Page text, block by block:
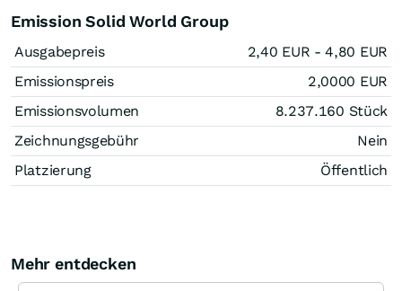
Emission Solid World Group
Ausgabepreis 2,40 EUR - 4,80 EUR
Emissionspreis
2,0000 EUR
Emissionsvolumen
8.237.160 Stück
Zeichnungsgebühr
Nein
Platzierung
Öffentlich
Mehr entdecken